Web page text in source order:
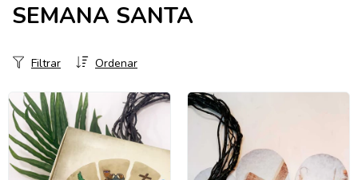
SEMANA SANTA
Ordenar
Filtrar